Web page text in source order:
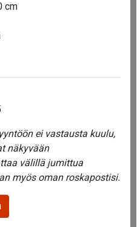
cm
ei vastausta kuulu,
näkyvään
välillä jumittua
myös oman roskapostisi.